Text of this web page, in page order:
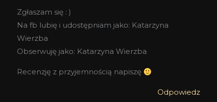
Zgłaszam się : )
Na fb lubię i udostępniam jako: Katarzyna
Wierzba
Obserwuję jako: Katarzyna Wierzba
Recenzję z przyjemnością napiszę
Odpowiedz